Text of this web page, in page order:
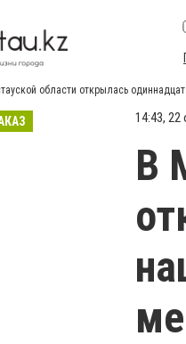
области открылась
14:43, 22
В